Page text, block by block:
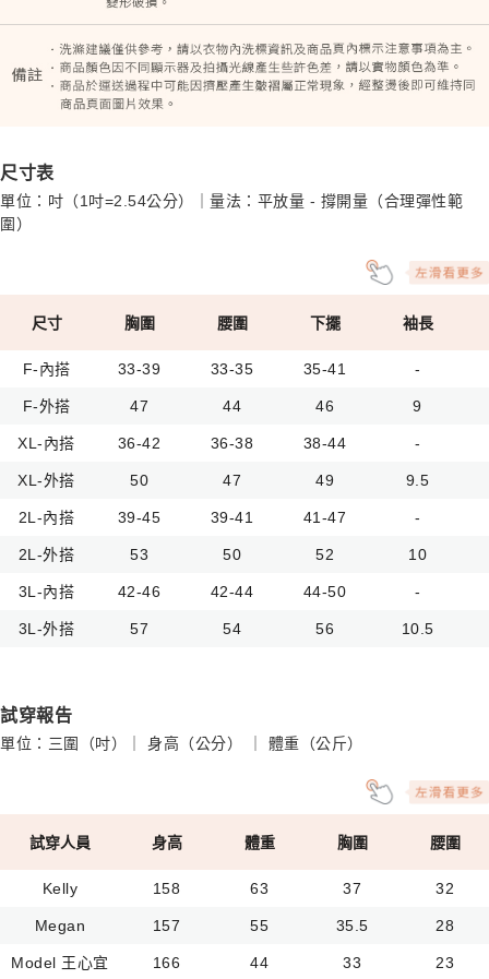
尺寸表
單位：吋（1吋=2.54公分）｜量法：平放量 - 撐開量（合理彈性範
圍）
尺寸 胸圍 腰圍 下擺 袖長
F-內搭 33-39 33-35 35-41 -
F-外搭 47 44 46 9
XL-內搭 36-42 36-38 38-44 -
XL-外搭 50 47 49 9.5
2L-內搭 39-45 39-41 41-47 -
2L-外搭 53 50 52 10
3L-內搭 42-46 42-44 44-50 -
3L-外搭 57 54 56 10.5
試穿報告
單位：三圍（吋）｜ 身高（公分） ｜ 體重（公斤）
試穿人員 身高 體重 胸圍 腰圍
Kelly 158 63 37 32
Megan 157 55 35.5 28
Model 王心宜 166 44 33 23